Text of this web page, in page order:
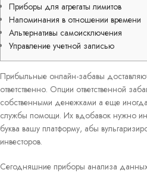
Приборы для агрегаты лимитов
Напоминания в отношении времени
Альтернативы самоисключения
Управление учетной записью
Прибыльные онлайн-забавы
ответственно. Опции ответственной
собственными денежками а еще
службы помощи. Их вдобавок нужно
буква вашу платформу, абы
инвесторов.
Сегодняшние приборы анализа